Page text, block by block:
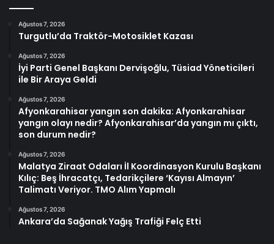
Ağustos 7, 2026
Turgutlu’da Traktör-Motosiklet Kazası
Ağustos 7, 2026
İyi Parti Genel Başkanı Dervişoğlu, Tüsiad Yöneticileri
ile Bir Araya Geldi
Ağustos 7, 2026
Afyonkarahisar yangın son dakika: Afyonkarahisar
yangın olayı nedir? Afyonkarahisar’da yangın mı çıktı,
son durum nedir?
Ağustos 7, 2026
Malatya Ziraat Odaları İl Koordinasyon Kurulu Başkanı
Kılıç: Beş İhracatçı, Tedarikçilere ‘Kayısı Almayın’
Talimatı Veriyor. TMO Alım Yapmalı
Ağustos 7, 2026
Ankara’da Sağanak Yağış Trafiği Felç Etti